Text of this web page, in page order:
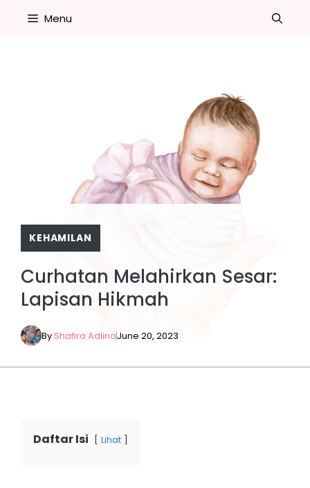
Menu
KEHAMILAN
Curhatan Melahirkan Sesar:
Lapisan Hikmah
By Shafira AdlinaJune 20, 2023
Daftar Isi Lihat